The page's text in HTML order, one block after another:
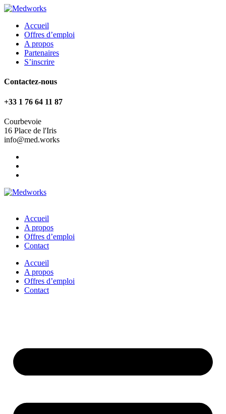
Accueil
Offres d’emploi
A propos
Partenaires
S’inscrire
Contactez-nous
+33 1 76 64 11 87
Courbevoie
16 Place de l'Iris
info@med.works
Accueil
A propos
Offres d’emploi
Contact
Accueil
A propos
Offres d’emploi
Contact